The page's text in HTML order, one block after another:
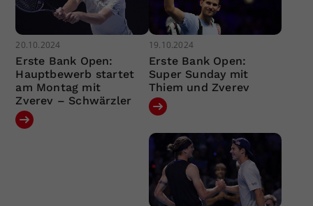
20.10.2024
Erste Bank Open:
Hauptbewerb startet
am Montag mit
Zverev – Schwärzler
19.10.2024
Erste Bank Open:
Super Sunday mit
Thiem und Zverev